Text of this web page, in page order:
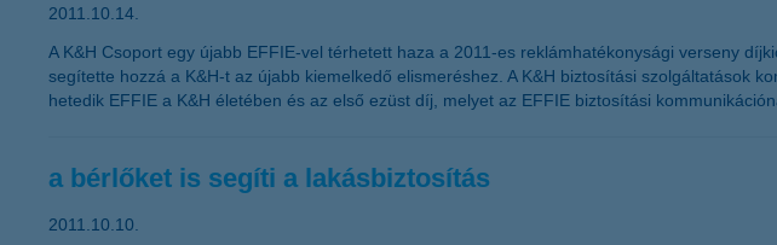
2011.10.14.
A K&H Csoport egy újabb EFFIE-vel térhetett haza a 2011-es reklámhatékonysági verseny
segítette hozzá a K&H-t az újabb kiemelkedő elismeréshez. A K&H biztosítási szolgáltatások
hetedik EFFIE a K&H életében és az első ezüst díj, melyet az EFFIE biztosítási
a bérlőket is segíti a lakásbiztosítás
2011.10.10.